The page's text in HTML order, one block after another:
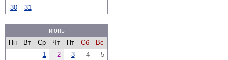
30
31
июнь
Пн
Вт Ср Чт Пт Сб
Вс
1
2 3 4
5